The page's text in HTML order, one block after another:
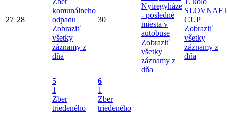
27 28
komunálneho
odpadu
Zobraziť
všetky
záznamy z
dňa
30
Nyiregyháze
- posledné
miesta v
autobuse
Zobraziť
všetky
záznamy z
dňa
CUP
Zobraziť
všetky
záznamy z
dňa
5
1
Zber
triedeného
6
1
Zber
triedeného